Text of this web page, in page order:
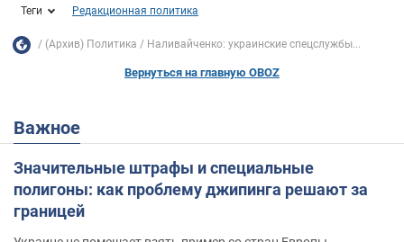
Теги Редакционная политика
(Архив) Политика Наливайченко: украинские спецслужбы...
Вернуться на главную OBOZ
Важное
Значительные штрафы и специальные
полигоны: как проблему джипинга решают за
границей